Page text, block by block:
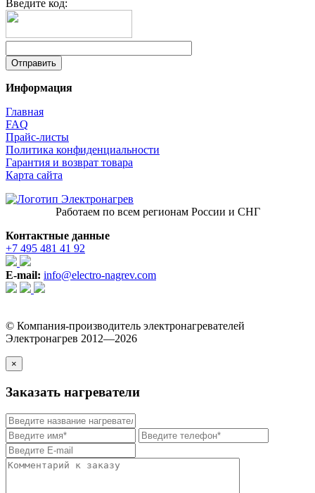
Введите код:
Информация
Главная
FAQ
Прайс-листы
Политика конфиденциальности
Гарантия и возврат товара
Карта сайта
Работаем по всем регионам России и СНГ
Контактные данные
+7 495 481 41 92
E-mail: info@electro-nagrev.com
© Компания-производитель электронагревателей
Электронагрев 2012—2026
×
Заказать нагреватели